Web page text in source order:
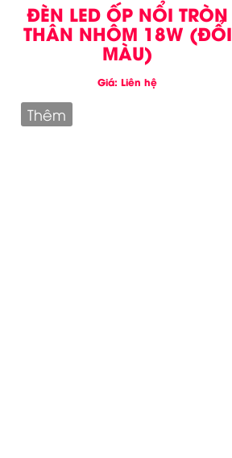
ĐÈN LED ỐP NỔI TRÒN
THÂN NHÔM 18W (ĐỔI
MÀU)
Giá: Liên hệ
Thêm